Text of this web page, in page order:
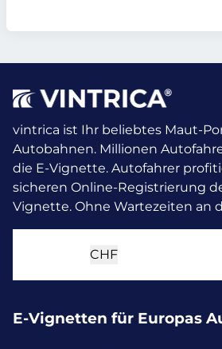
vintrica ist Ihr beliebtes Maut-
Autobahnen. Millionen
die E-Vignette. Autofahrer
sicheren Online-Registrierung
Vignette. Ohne Wartezeiten an
CHF
E-Vignetten für Europas